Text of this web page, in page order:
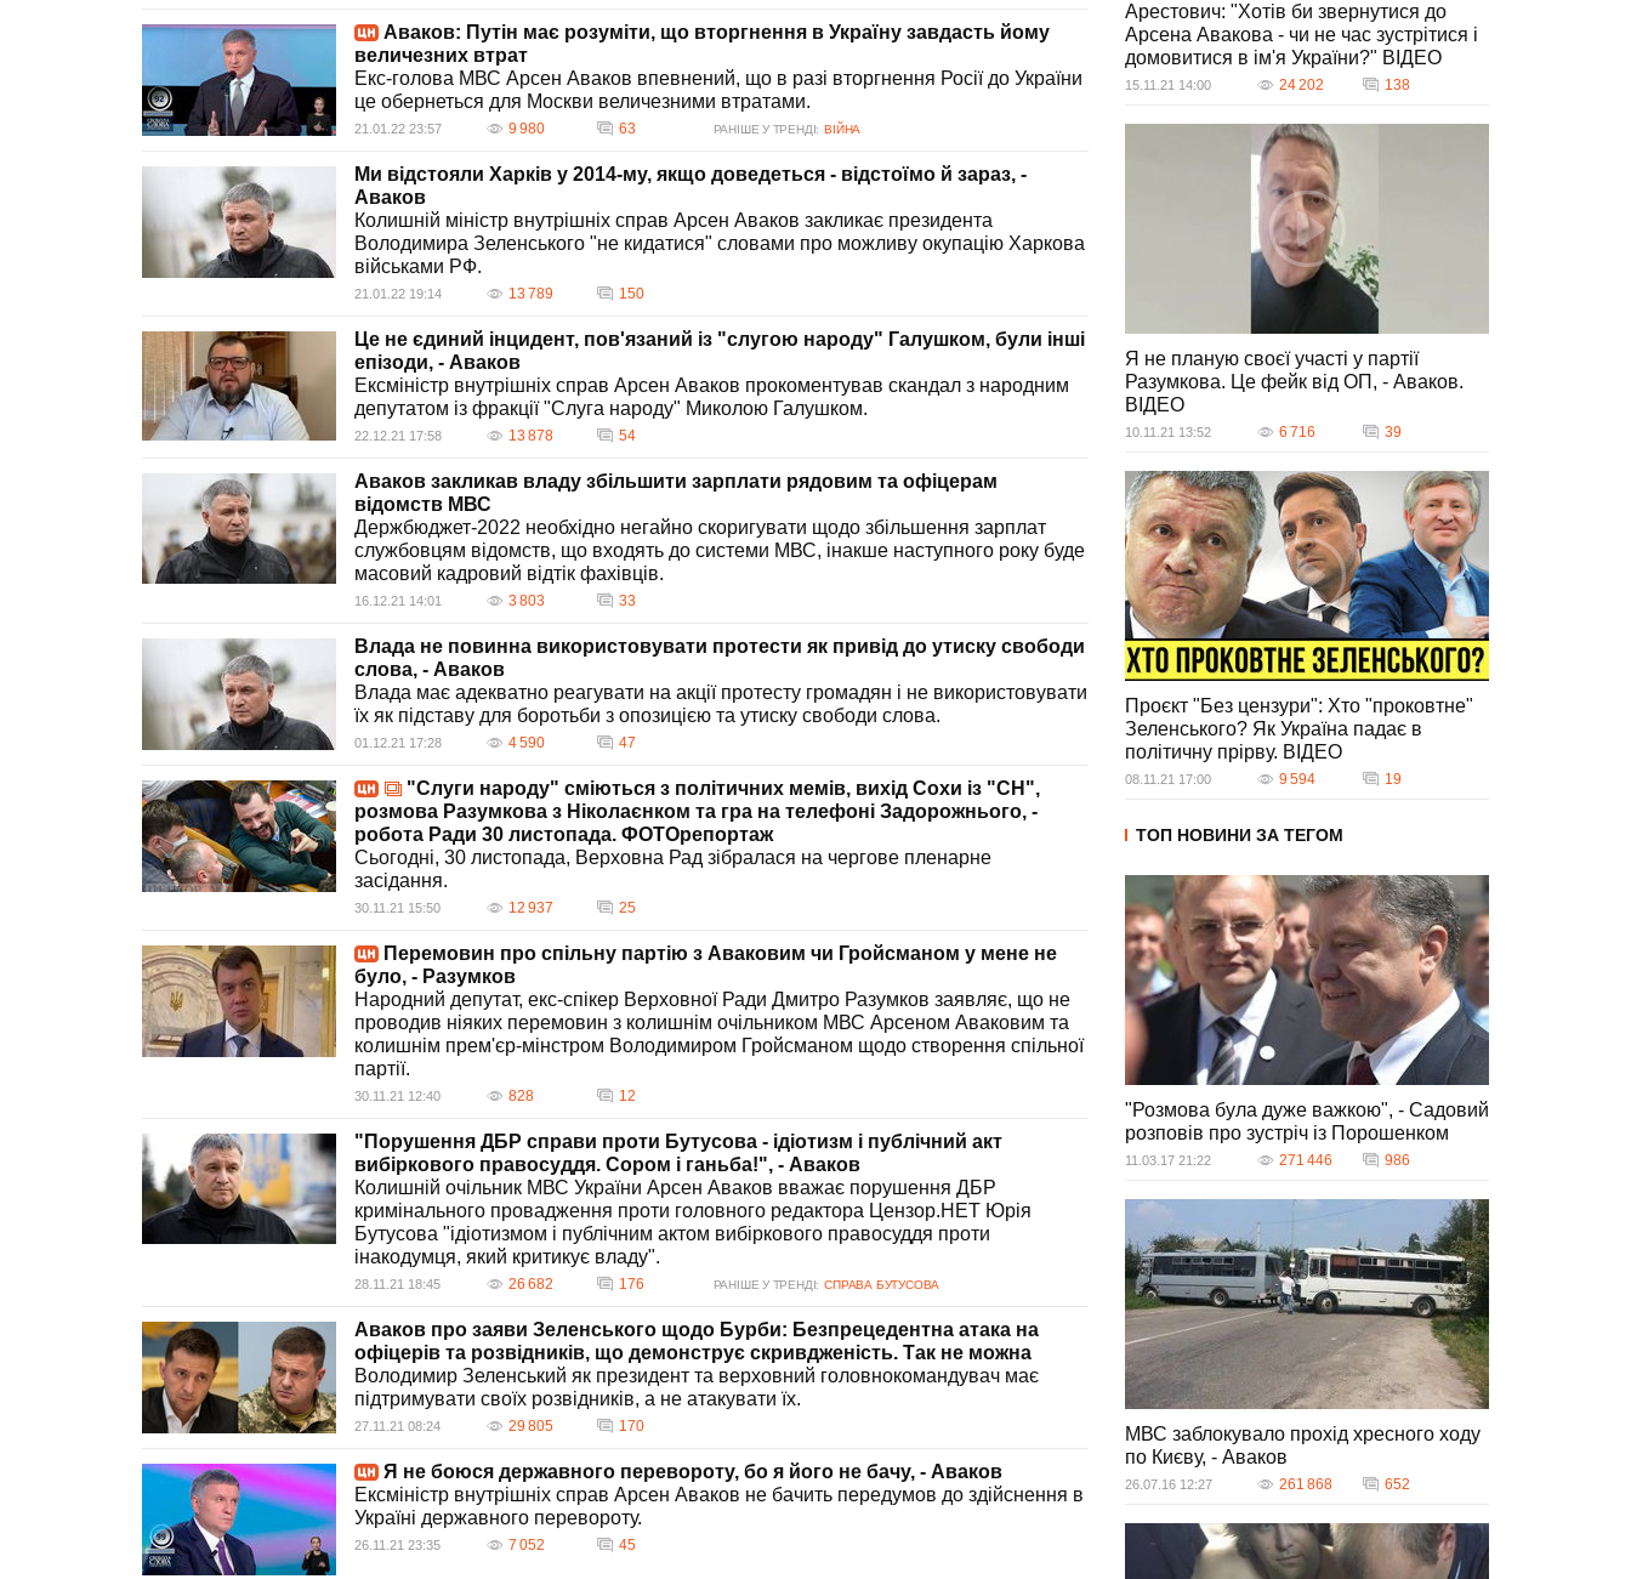
Аваков: Путін має розуміти, що вторгнення в Україну завдасть йому
величезних втрат
Екс-голова МВС Арсен Аваков впевнений, що в разі вторгнення Росії до України
це обернеться для Москви величезними втратами.
21.01.22 23:57 9 980 63 РАНІШЕ У ТРЕНДІ: ВІЙНА
Ми відстояли Харків у 2014-му, якщо доведеться - відстоїмо й зараз, -
Аваков
Колишній міністр внутрішніх справ Арсен Аваков закликає президента
Володимира Зеленського "не кидатися" словами про можливу окупацію Харкова
військами РФ.
21.01.22 19:14 13 789 150
Це не єдиний інцидент, пов'язаний із "слугою народу" Галушком, були інші
епізоди, - Аваков
Ексміністр внутрішніх справ Арсен Аваков прокоментував скандал з народним
депутатом із фракції "Слуга народу" Миколою Галушком.
22.12.21 17:58 13 878 54
Аваков закликав владу збільшити зарплати рядовим та офіцерам
відомств МВС
Держбюджет-2022 необхідно негайно скоригувати щодо збільшення зарплат
службовцям відомств, що входять до системи МВС, інакше наступного року буде
масовий кадровий відтік фахівців.
16.12.21 14:01 3 803 33
Влада не повинна використовувати протести як привід до утиску свободи
слова, - Аваков
Влада має адекватно реагувати на акції протесту громадян і не використовувати
їх як підставу для боротьби з опозицією та утиску свободи слова.
01.12.21 17:28 4 590 47
"Слуги народу" сміються з політичних мемів, вихід Сохи із "СН",
розмова Разумкова з Ніколаєнком та гра на телефоні Задорожнього, -
робота Ради 30 листопада. ФОТОрепортаж
Сьогодні, 30 листопада, Верховна Рад зібралася на чергове пленарне
засідання.
30.11.21 15:50 12 937 25
Перемовин про спільну партію з Аваковим чи Гройсманом у мене не
було, - Разумков
Народний депутат, екс-спікер Верховної Ради Дмитро Разумков заявляє, що не
проводив ніяких перемовин з колишнім очільником МВС Арсеном Аваковим та
колишнім прем'єр-мінстром Володимиром Гройсманом щодо створення спільної
партії.
30.11.21 12:40 828 12
"Порушення ДБР справи проти Бутусова - ідіотизм і публічний акт
вибіркового правосуддя. Сором і ганьба!", - Аваков
Колишній очільник МВС України Арсен Аваков вважає порушення ДБР
кримінального провадження проти головного редактора Цензор.НЕТ Юрія
Бутусова "ідіотизмом і публічним актом вибіркового правосуддя проти
інакодумця, який критикує владу".
28.11.21 18:45 26 682 176 РАНІШЕ У ТРЕНДІ: СПРАВА БУТУСОВА
Аваков про заяви Зеленського щодо Бурби: Безпрецедентна атака на
офіцерів та розвідників, що демонструє скривдженість. Так не можна
Володимир Зеленський як президент та верховний головнокомандувач має
підтримувати своїх розвідників, а не атакувати їх.
27.11.21 08:24 29 805 170
Я не боюся державного перевороту, бо я його не бачу, - Аваков
Ексміністр внутрішніх справ Арсен Аваков не бачить передумов до здійснення в
Україні державного перевороту.
26.11.21 23:35 7 052 45
Арестович: "Хотів би звернутися до
Арсена Авакова - чи не час зустрітися і
домовитися в ім'я України?" ВIДЕО
15.11.21 14:00 24 202 138
Я не планую своєї участі у партії
Разумкова. Це фейк від ОП, - Аваков.
ВIДЕО
10.11.21 13:52 6 716 39
Проєкт "Без цензури": Хто "проковтне"
Зеленського? Як Україна падає в
політичну прірву. ВIДЕО
08.11.21 17:00 9 594 19
ТОП НОВИНИ ЗА ТЕГОМ
"Розмова була дуже важкою", - Садовий
розповів про зустріч із Порошенком
11.03.17 21:22 271 446 986
МВС заблокувало прохід хресного ходу
по Києву, - Аваков
26.07.16 12:27 261 868 652